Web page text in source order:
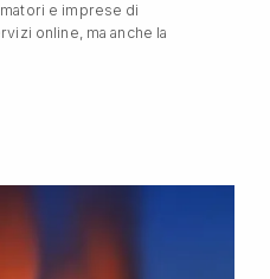
e imprese di
online, ma anche la